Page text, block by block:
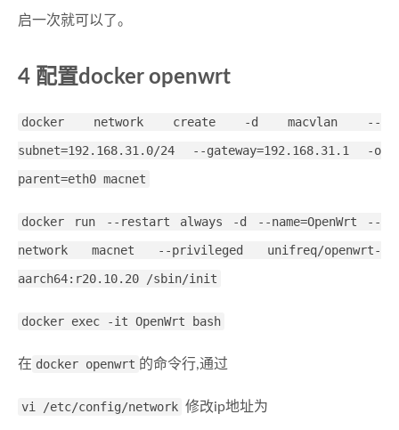
启一次就可以了。
4 配置docker openwrt
docker network create -d macvlan --
subnet=192.168.31.0/24 --gateway=192.168.31.1 -o
parent=eth0 macnet
docker run --restart always -d --name=OpenWrt --
network macnet --privileged unifreq/openwrt-
aarch64:r20.10.20 /sbin/init
docker exec -it OpenWrt bash
在 docker openwrt 的命令行,通过
vi /etc/config/network 修改ip地址为